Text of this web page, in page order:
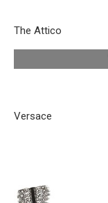
The Attico
Versace